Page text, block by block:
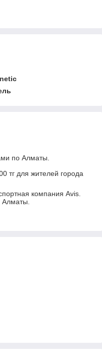
по Алматы.
тг для жителей города
компания Avis.
Алматы.